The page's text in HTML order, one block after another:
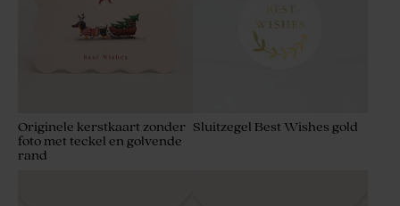
Originele kerstkaart zonder
foto met teckel en golvende
rand
Sluitzegel Best Wishes gold